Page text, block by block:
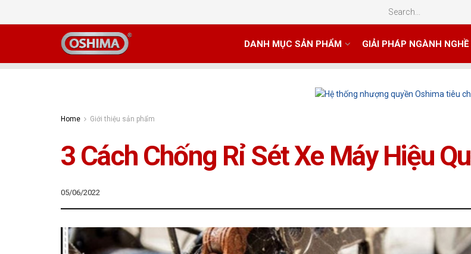
DANH MỤC SẢN PHẨM GIẢI PHÁP NGÀNH NGHỀ
Home Giới thiệu sản phẩm
3 Cách Chống Rỉ Sét Xe Máy Hiệu
05/06/2022